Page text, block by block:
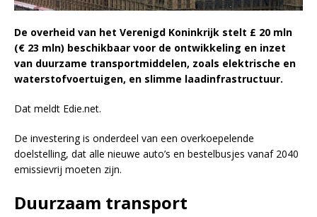
De overheid van het Verenigd Koninkrijk stelt £ 20 mln
(€ 23 mln) beschikbaar voor de ontwikkeling en inzet
van duurzame transportmiddelen, zoals elektrische en
waterstofvoertuigen, en slimme laadinfrastructuur.
Dat meldt Edie.net.
De investering is onderdeel van een overkoepelende
doelstelling, dat alle nieuwe auto’s en bestelbusjes vanaf 2040
emissievrij moeten zijn.
Duurzaam transport